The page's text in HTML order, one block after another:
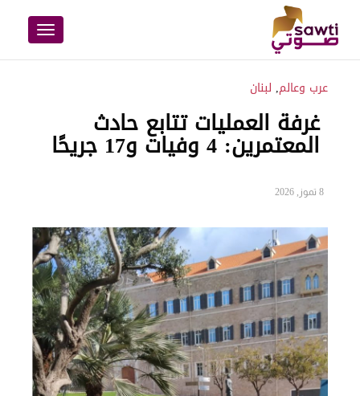
Toggle
navigation
عرب وعالم, لبنان
غرفة العمليات تتابع حادث
المعتمرين: 4 وفيات و17 جريحًا
8 تموز, 2026